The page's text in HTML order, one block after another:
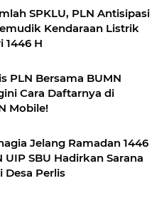
SPKLU, PLN Antisipasi
Kendaraan Listrik
1446 H
PLN Bersama BUMN
Cara Daftarnya di
Mobile!
Jelang Ramadan 1446
UIP SBU Hadirkan Sarana
Desa Perlis